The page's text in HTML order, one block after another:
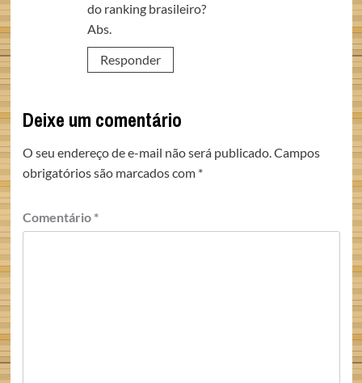
do ranking brasileiro?
Abs.
Responder
Deixe um comentário
O seu endereço de e-mail não será publicado.Campos
obrigatórios são marcados com *
Comentário *